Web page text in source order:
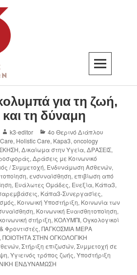
για τη ζωή,
τη δύναμη
k3-editor
4ο Θερινό Διάπλου
, Holistic Care, Kapa3,oncology
,Δικαίωμα στην Υγεία,ΔΡΑΣΕΙΣ,
,Δράσεις με Κοινωνικό
/ Συμμετοχή, Ενδυνάμωση Ασθενών,
, ενσυναίσθηση, επιβίωση από
, Ευάλωτες Ομάδες, Ευεξία, Κάπα3,
, Κάπα3-Συνεργασίες,
, Κοινωική Υποστήριξη, Κοινωνία των
, Κοινωνική Ευαισθητοποίηση,
στήριξη, ΚΟΛΥΜΠΙ,Ογκολογικοί
Φροντιστές,ΠΑΓΚΟΣΜΙΑ ΜΕΡΑ
,ΠΟΙΟΤΗΤΑ ΣΤΗΝ ΟΓΚΟΛΟΓΙΚΗ
,Στήριξη επιζωσών,Συμμετοχή σε
,Υγιεινός τρόπος ζωής,Υποστήριξη
ΕΝΔΥΝΑΜΩΣΗ